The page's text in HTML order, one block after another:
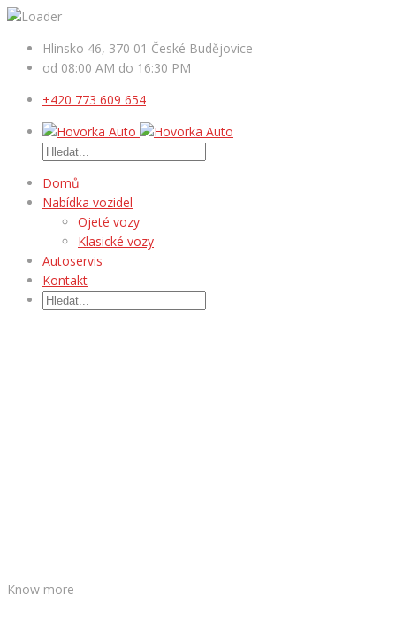
Hlinsko 46, 370 01 České Budějovice
od 08:00 AM do 16:30 PM
+420 773 609 654
Domů
Nabídka vozidel
Ojeté vozy
Klasické vozy
Autoservis
Kontakt
Know more